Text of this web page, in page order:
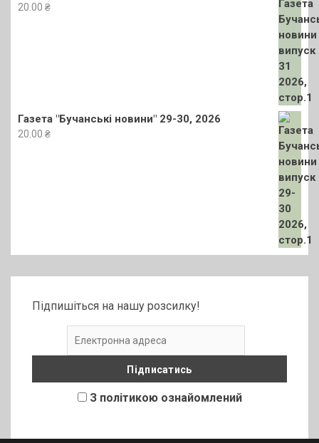
20.00 ₴
Газета "Бучанські новини" 29-30, 2026
20.00 ₴
Підпишіться на нашу розсилку!
З політикою ознайомлений